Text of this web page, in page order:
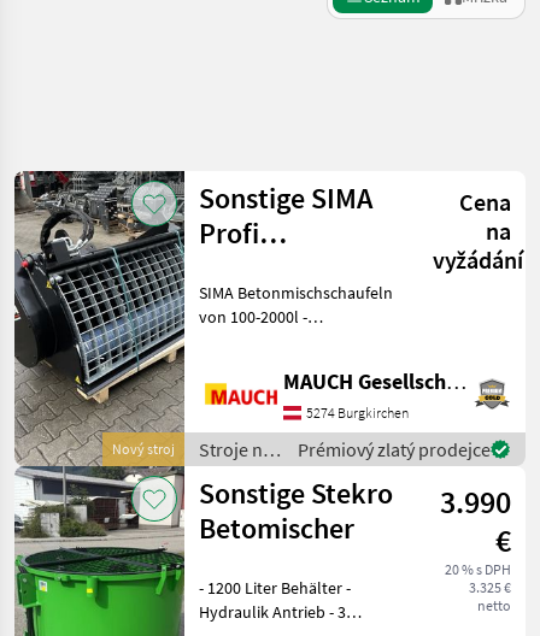
Kategorie 3 Země Filtry
AKTUÁLNÍ
CESTA
stavebná
technika
Stroje
Na
Stavbu
Miesacka
Betonu
VYBRAT
KATEGORII
Sonstige
80
Obnovit
Zobrazit
166
výsledků
Nový stroj
Sonstige SIMA
Profi
Betonmischschaufel
Cena
na
vyžádání
SIMA Betonmischschaufeln
von 100-2000l -
500 stärke 12mm; -
Mischerwelle aus C45
Vollstahl; Durchmesser
60mm;
MAUCH Gesellschaft m.b.H. & Co.KG
5274 Burgkirchen
Stroje na
stavbu /
Sonstige
Prémiový zlatý prodejce
Sonstige Stekro
Betomischer
3.990
€
20 % s DPH
3.325 €
netto
- 1200 Liter Behälter -
Hydraulik Antrieb - 3